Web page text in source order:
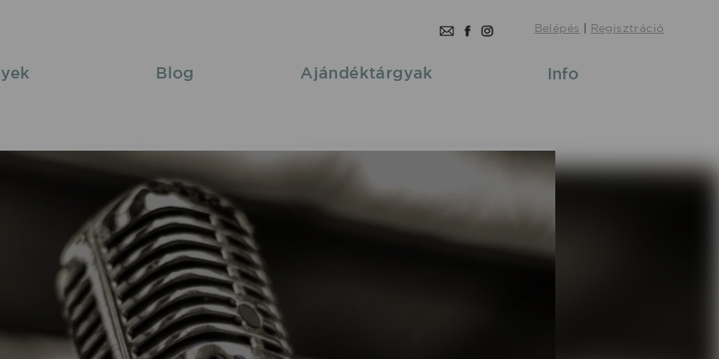
Belépés | Regisztráció
Blog Ajándéktárgyak Info